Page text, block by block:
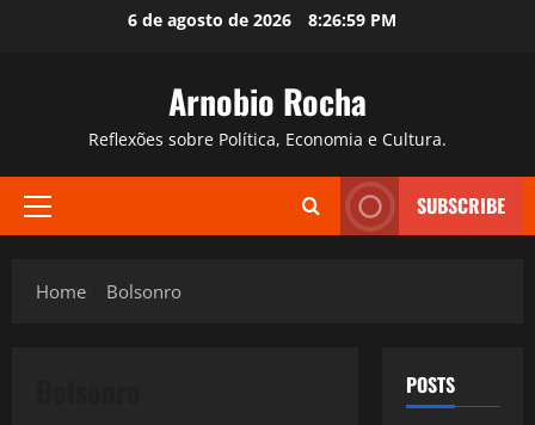
6 de agosto de 2026 8:27:00 PM
Arnobio Rocha
Reflexões sobre Política, Economia e Cultura.
Primary
SUBSCRIBE
Home Bolsonro
POSTS